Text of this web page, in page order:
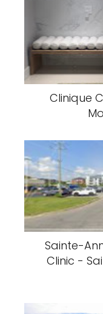
Clinique
Sainte-
Clinic -